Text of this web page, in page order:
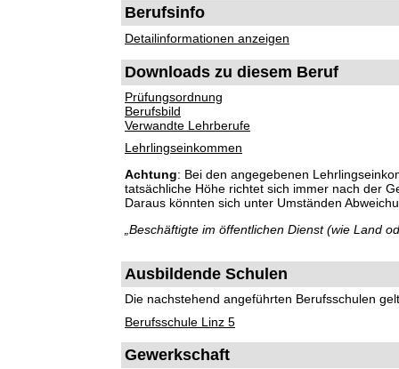
Berufsinfo
Detailinformationen anzeigen
Downloads zu diesem Beruf
Prüfungsordnung
Berufsbild
Verwandte Lehrberufe
Lehrlingseinkommen
Achtung: Bei den angegebenen
tatsächliche Höhe richtet sich immer nach der
Daraus könnten sich unter Umständen
„Beschäftigte im öffentlichen Dienst (wie Land
Ausbildende Schulen
Die nachstehend angeführten Berufsschulen
Berufsschule Linz 5
Gewerkschaft